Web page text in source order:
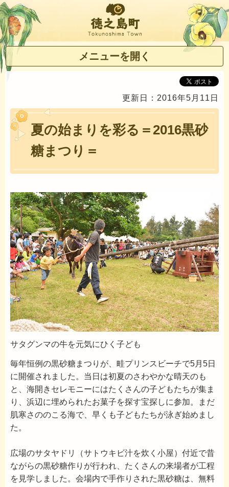
徳之島町
メニューを開く
更新日：2016年5月11日
夏の始まりを彩る＝2016黒砂
糖まつり＝
サタグンマの牛を元気にひく子ども
毎年恒例の黒砂糖まつりが、畦プリンスビーチで5月5日
に開催されました。当日は初夏のさわやかな晴天のも
と、海開きセレモニーにはたくさんの子どもたちが集ま
り、浜辺に埋められたお菓子を探す宝探しに参加。まだ
肌寒さののこる海で、早くも子どもたちが泳ぎ始めまし
た。
広場のサタヤドリ（サトウキビ汁を炊く小屋）付近で昔
ながらの黒砂糖作りが行われ、たくさんの来場者が工程
を見学しました。会場内で手作りされた黒砂糖は、無料